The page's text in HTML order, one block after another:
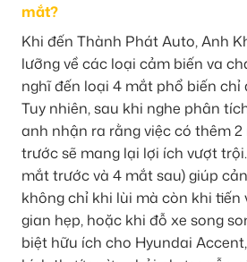
mắt?
Khi đến Thành Phát Auto, Anh
lưỡng về các loại cảm biến va
nghĩ đến loại 4 mắt phổ biến chỉ
Tuy nhiên, sau khi nghe phân
anh nhận ra rằng việc có thêm
trước sẽ mang lại lợi ích vượt
mắt trước và 4 mắt sau) giúp
không chỉ khi lùi mà còn khi tiến
gian hẹp, hoặc khi đỗ xe song
biệt hữu ích cho Hyundai